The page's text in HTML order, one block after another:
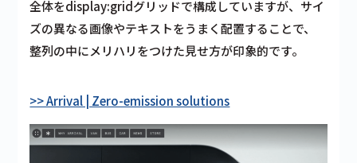
全体をdisplay:gridグリッドで構成していますが、サイ
ズの異なる画像やテキストをうまく配置することで、
整列の中にメリハリをつけた見せ方が印象的です。
>> Arrival | Zero-emission solutions